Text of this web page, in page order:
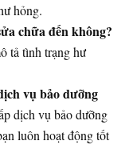
hỏng.
chữa đến không?
tả tình trạng hư
vụ bảo dưỡng
dịch vụ bảo dưỡng
luôn hoạt động tốt